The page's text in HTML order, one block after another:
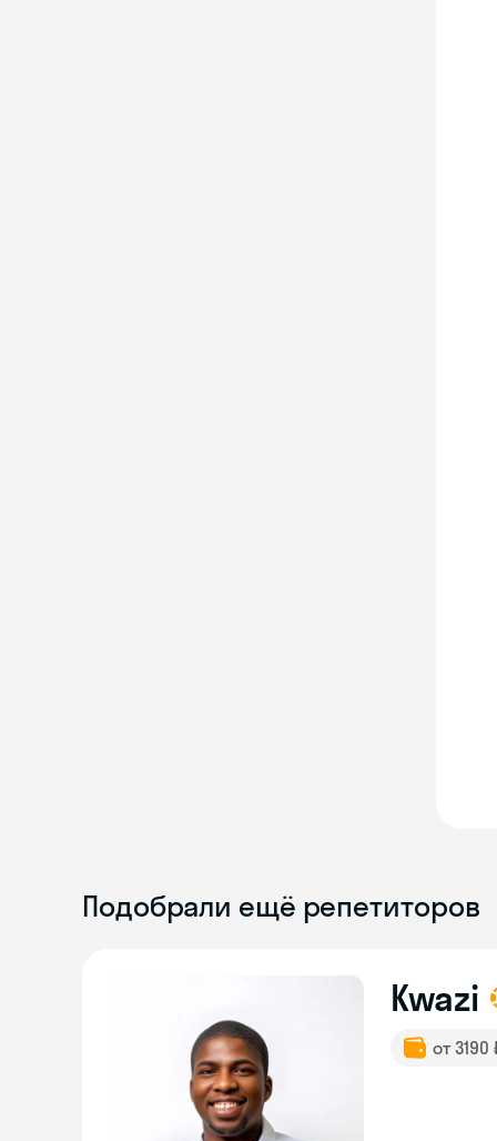
Подобрали ещё репетиторов
Kwazi
от